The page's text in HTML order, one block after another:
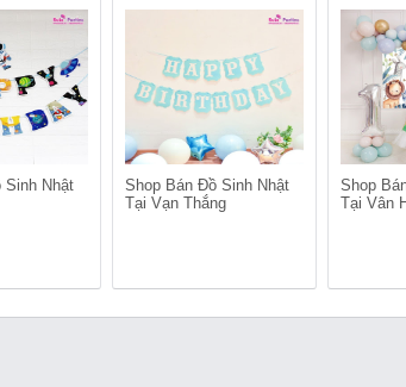
Sinh Nhật
Shop Bán Đồ Sinh Nhật
Tại Vạn Thắng
Shop
Tại Vân